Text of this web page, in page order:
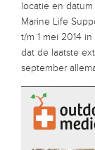
locatie en
Marine Life
t/m 1 mei 2014
dat de laatste
september